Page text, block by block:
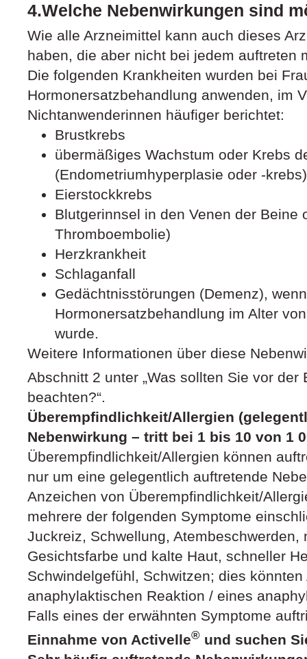
4.Welche Nebenwirkungen sind
Wie alle Arzneimittel kann auch dieses
haben, die aber nicht bei jedem auftreten
Die folgenden Krankheiten wurden bei
Hormonersatzbehandlung anwenden, im
Nichtanwenderinnen häufiger berichtet:
Brustkrebs
übermäßiges Wachstum oder Krebs
(Endometriumhyperplasie oder -krebs)
Eierstockkrebs
Blutgerinnsel in den Venen der Beine
Thromboembolie)
Herzkrankheit
Schlaganfall
Gedächtnisstörungen (Demenz),
Hormonersatzbehandlung im Alter
wurde.
Weitere Informationen über diese
Abschnitt 2 unter „Was sollten Sie vor der
beachten?“.
Überempfindlichkeit/Allergien
Nebenwirkung – tritt bei 1 bis 10 von 1
Überempfindlichkeit/Allergien können
nur um eine gelegentlich auftretende
Anzeichen von Überempfindlichkeit/
mehrere der folgenden Symptome
Juckreiz, Schwellung,
Gesichtsfarbe und kalte Haut, schneller
Schwindelgefühl, Schwitzen; dies
anaphylaktischen Reaktion / eines
Falls eines der erwähnten Symptome
Einnahme von Activelle® und suchen